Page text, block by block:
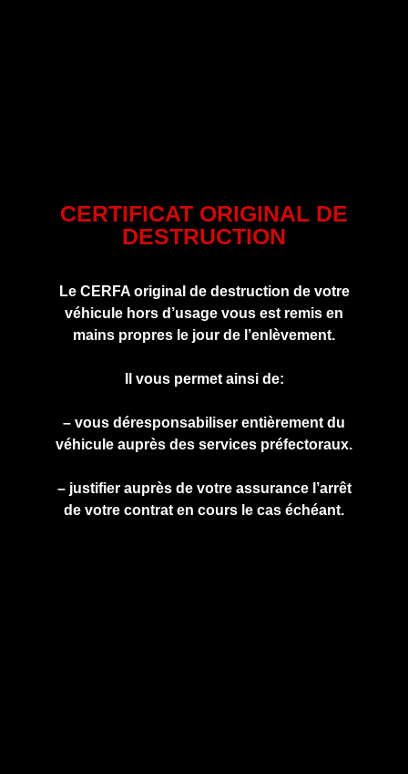
CERTIFICAT ORIGINAL DE
DESTRUCTION
Le CERFA original de destruction de votre
véhicule hors d’usage vous est remis en
mains propres le jour de l’enlèvement.
Il vous permet ainsi de:
– vous déresponsabiliser entièrement du
véhicule auprès des services préfectoraux.
– justifier auprès de votre assurance l’arrêt
de votre contrat en cours le cas échéant.